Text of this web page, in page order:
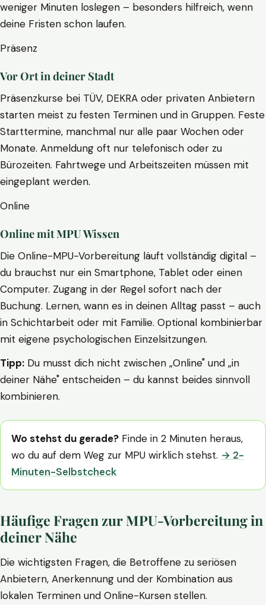
weniger Minuten loslegen – besonders hilfreich, wenn
deine Fristen schon laufen.
Präsenz
Vor Ort in deiner Stadt
Präsenzkurse bei TÜV, DEKRA oder privaten Anbietern
starten meist zu festen Terminen und in Gruppen. Feste
Starttermine, manchmal nur alle paar Wochen oder
Monate. Anmeldung oft nur telefonisch oder zu
Bürozeiten. Fahrtwege und Arbeitszeiten müssen mit
eingeplant werden.
Online
Online mit MPU Wissen
Die Online-MPU-Vorbereitung läuft vollständig digital –
du brauchst nur ein Smartphone, Tablet oder einen
Computer. Zugang in der Regel sofort nach der
Buchung. Lernen, wann es in deinen Alltag passt – auch
in Schichtarbeit oder mit Familie. Optional kombinierbar
mit eigene psychologischen Einzelsitzungen.
Tipp: Du musst dich nicht zwischen „Online" und „in
deiner Nähe" entscheiden – du kannst beides sinnvoll
kombinieren.
Wo stehst du gerade? Finde in 2 Minuten heraus,
wo du auf dem Weg zur MPU wirklich stehst. → 2-
Minuten-Selbstcheck
Häufige Fragen zur MPU-Vorbereitung in
deiner Nähe
Die wichtigsten Fragen, die Betroffene zu seriösen
Anbietern, Anerkennung und der Kombination aus
lokalen Terminen und Online-Kursen stellen.